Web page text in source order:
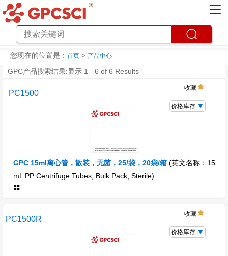
您现在的位置是： 首页 > 产品中心
GPC产品搜索结果:显示 1 - 6 of 6 Results
PC1500
GPC 15ml离心管，散装，无菌，25/袋，20袋/箱 (英文名称：15
mL PP Centrifuge Tubes, Bulk Pack, Sterile)
收藏
价格库存
PC1500R
收藏
价格库存